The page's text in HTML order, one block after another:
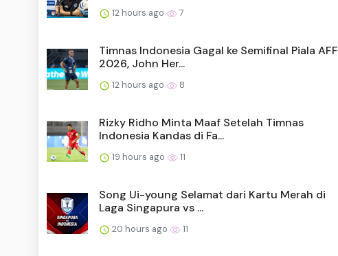
12 hours ago 7
Timnas Indonesia Gagal ke Semifinal Piala AFF
2026, John Her...
12 hours ago 8
Rizky Ridho Minta Maaf Setelah Timnas
Indonesia Kandas di Fa...
19 hours ago 11
Song Ui-young Selamat dari Kartu Merah di
Laga Singapura vs ...
20 hours ago 11